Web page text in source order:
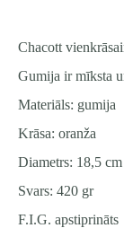
Chacott
Gumija ir mīksta
Materiāls: gumija
Krāsa: oranža
Diametrs: 18,5 cm
Svars: 420 gr
F.I.G. apstiprināts